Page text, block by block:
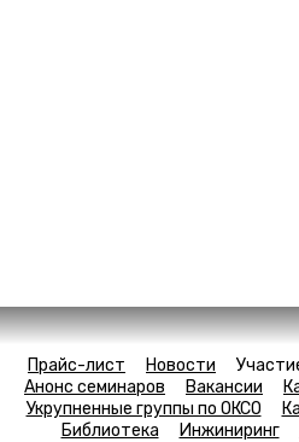
Прайс-лист Новости
Анонс семинаров
Вакансии
Укрупненные группы по ОКСО
Библиотека
Инжиниринг